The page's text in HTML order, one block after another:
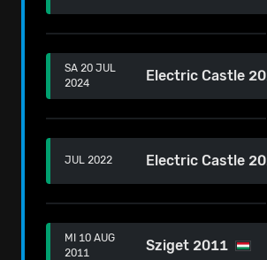
SA 20 JUL
2024
Electric Castle
JUL 2022 Electric Castle
MI 10 AUG
2011
Sziget 2011